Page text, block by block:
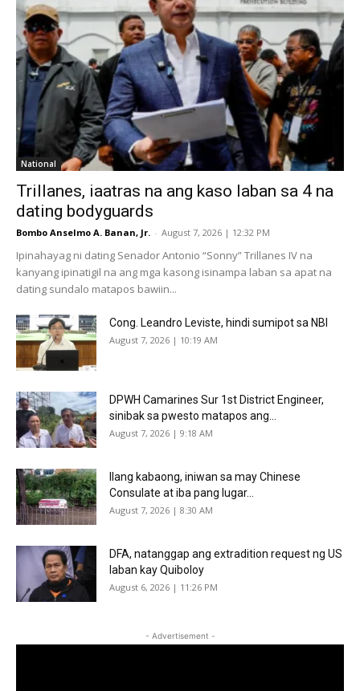
National
Trillanes, iaatras na ang kaso laban sa 4 na
dating bodyguards
Bombo Anselmo A. Banan, Jr. - August 7, 2026 | 12:32 PM
Ipinahayag ni dating Senador Antonio “Sonny” Trillanes IV na
kanyang ipinatigil na ang mga kasong isinampa laban sa apat na
dating sundalo matapos bawiin...
Cong. Leandro Leviste, hindi sumipot sa NBI
August 7, 2026 | 10:19 AM
DPWH Camarines Sur 1st District Engineer,
sinibak sa pwesto matapos ang...
August 7, 2026 | 9:18 AM
Ilang kabaong, iniwan sa may Chinese
Consulate at iba pang lugar...
August 7, 2026 | 8:30 AM
DFA, natanggap ang extradition request ng US
laban kay Quiboloy
August 6, 2026 | 11:26 PM
- Advertisement -